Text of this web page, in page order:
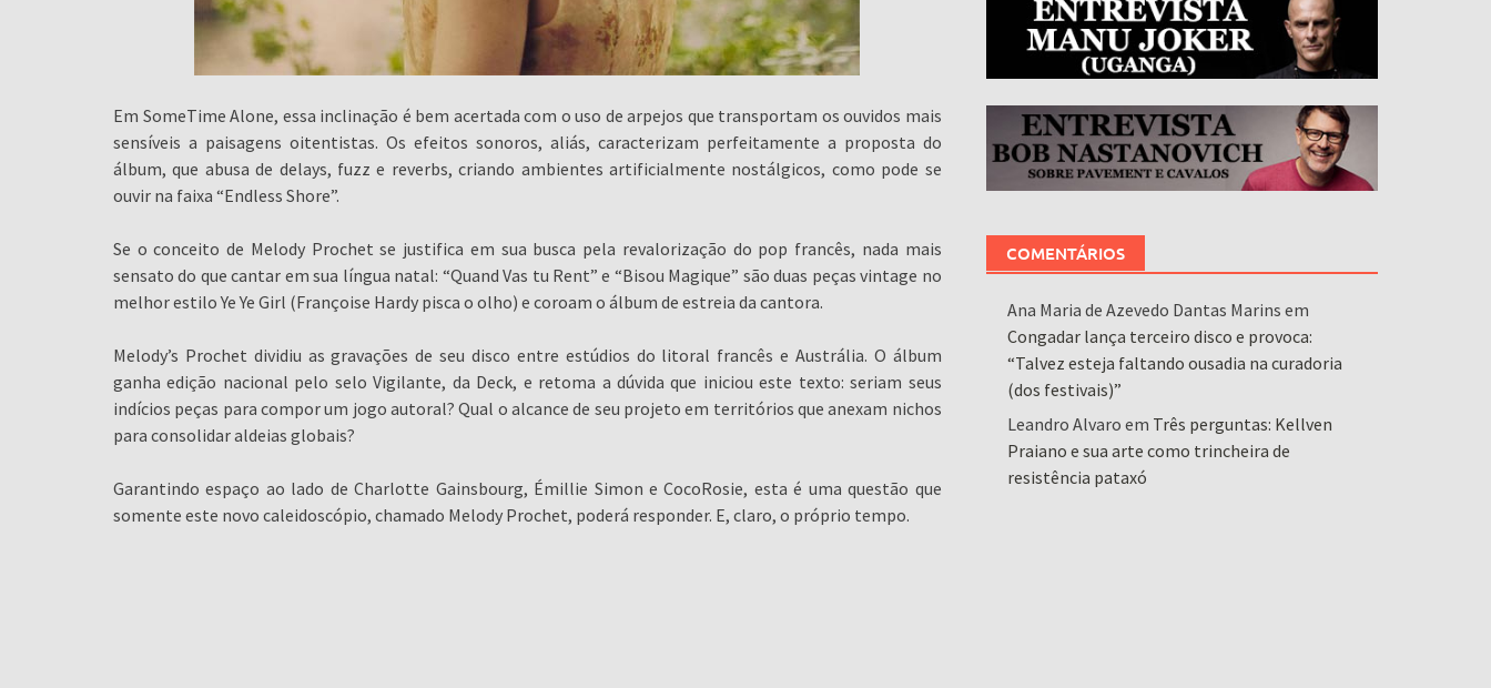
Em SomeTime Alone, essa inclinação é bem acertada com o uso de arpejos que transportam os ouvidos mais
sensíveis a paisagens oitentistas. Os efeitos sonoros, aliás, caracterizam perfeitamente a proposta do
álbum, que abusa de delays, fuzz e reverbs, criando ambientes artificialmente nostálgicos, como pode se
ouvir na faixa “Endless Shore”.
Se o conceito de Melody Prochet se justifica em sua busca pela revalorização do pop francês, nada mais
sensato do que cantar em sua língua natal: “Quand Vas tu Rent” e “Bisou Magique” são duas peças vintage no
melhor estilo Ye Ye Girl (Françoise Hardy pisca o olho) e coroam o álbum de estreia da cantora.
Melody’s Prochet dividiu as gravações de seu disco entre estúdios do litoral francês e Austrália. O álbum
ganha edição nacional pelo selo Vigilante, da Deck, e retoma a dúvida que iniciou este texto: seriam seus
indícios peças para compor um jogo autoral? Qual o alcance de seu projeto em territórios que anexam nichos
para consolidar aldeias globais?
Garantindo espaço ao lado de Charlotte Gainsbourg, Émillie Simon e CocoRosie, esta é uma questão que
somente este novo caleidoscópio, chamado Melody Prochet, poderá responder. E, claro, o próprio tempo.
COMENTÁRIOS
Ana Maria de Azevedo Dantas Marins em
Congadar lança terceiro disco e provoca:
“Talvez esteja faltando ousadia na curadoria
(dos festivais)”
Leandro Alvaro em Três perguntas: Kellven
Praiano e sua arte como trincheira de
resistência pataxó